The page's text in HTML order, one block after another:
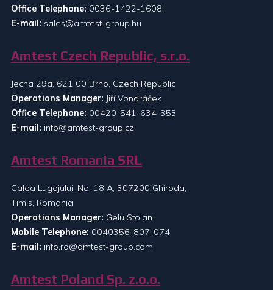
Office Telephone: 0036-1422-1608
E-mail: sales@amtest-group.hu
Amtest Czech Republic, s.r.o.
Jecna 29a, 621 00 Brno, Czech Republic
Operations Manager: Jiří Vondráček
Office Telephone: 00420-541-634-353
E-mail: info@amtest-group.cz
Amtest Romania SRL
Calea Lugojului, No. 18 A, 307200 Ghiroda,
Timis, Romania
Operations Manager: Gelu Stoian
Mobile Telephone: 0040356-807-074
E-mail: info.ro@amtest-group.com
Amtest Poland Sp. z.o.o.